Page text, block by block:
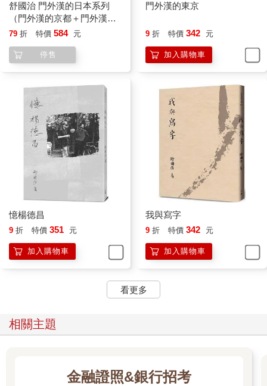
舒國治 門外漢的日本系列
（門外漢的京都＋門外漢的
東京）
79 折 特價 584 元
停售
門外漢的東京
9 折 特價 342 元
加入購物車
憶楊德昌
9 折 特價 351 元
加入購物車
我與寫字
9 折 特價 342 元
加入購物車
看更多
相關主題
金融證照&銀行招考